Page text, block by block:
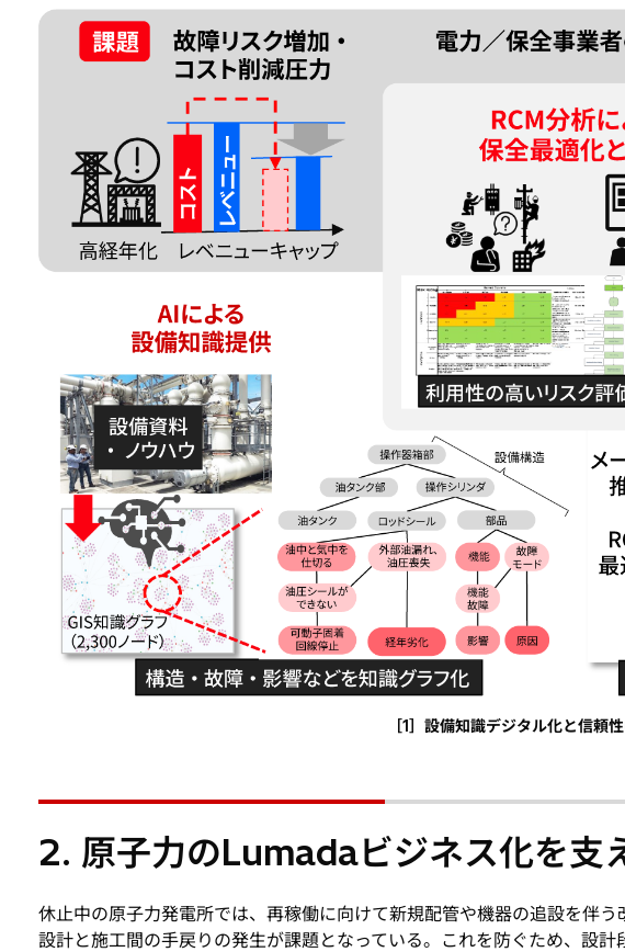
［1］設備知識デジタル化と信頼
2. 原子力のLumadaビジネス化を支
休止中の原子力発電所では、再稼働に向けて新規配管や機器の追設を伴
設計と施工間の手戻りの発生が課題となっている。これを防ぐため、設